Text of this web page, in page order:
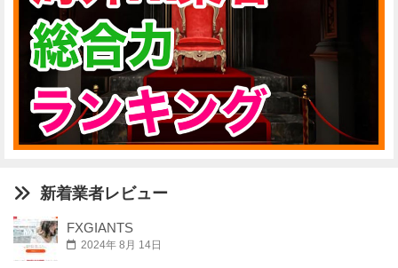
新着業者レビュー
FXGIANTS
2024年 8月 14日